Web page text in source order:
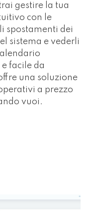
gestire la tua
con le
spostamenti dei
sistema e vederli
facile da
una soluzione
a prezzo
vuoi.